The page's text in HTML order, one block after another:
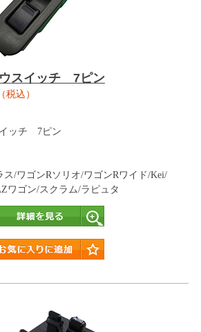
スイッチ 7ピン
税込）
ッチ 7ピン
ス/ワゴンRソリオ/ワゴンRワイド/Kei/
ワゴン/スクラム/ラピュタ